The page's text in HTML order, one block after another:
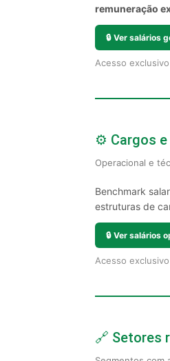
remuneração
🔒 Ver salários
Acesso
⚙️ Cargos e
Operacional e
Benchmark
estruturas de
🔒 Ver salários
Acesso
🔗 Setores